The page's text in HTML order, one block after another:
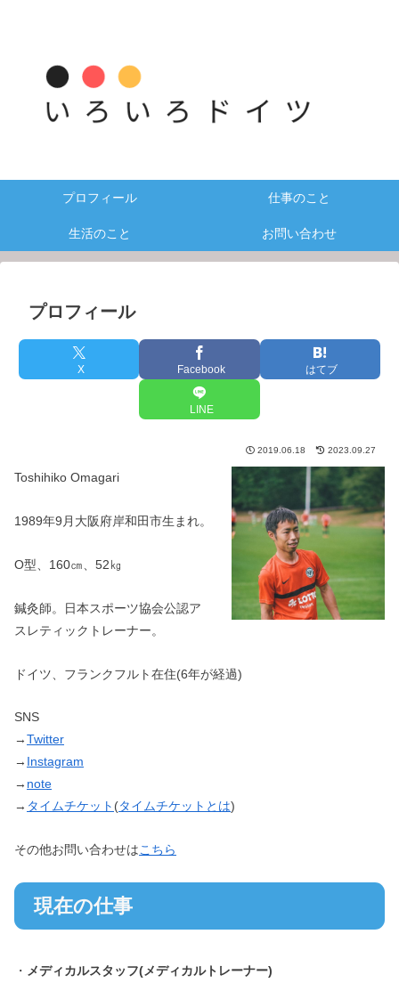
プロフィール 仕事のこと
生活のこと お問い合わせ
プロフィール
X Facebook はてブ
LINE
2019.06.18 2023.09.27
Toshihiko Omagari
1989年9月大阪府岸和田市生まれ。
O型、160㎝、52㎏
鍼灸師。日本スポーツ協会公認ア
スレティックトレーナー。
ドイツ、フランクフルト在住(6年が経過)
SNS
→Twitter
→ Instagram
→ note
→ タイムチケット (タイムチケットとは)
その他お問い合わせはこちら
現在の仕事
・ メディカルスタッフ(メディカルトレーナー)